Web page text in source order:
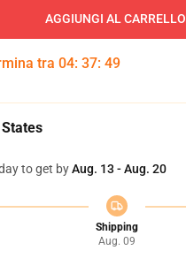
AGGIUNGI AL CARRELLO
tra 04: 37: 48
to get byAug. 13 - Aug. 20
Shipping
Aug. 09